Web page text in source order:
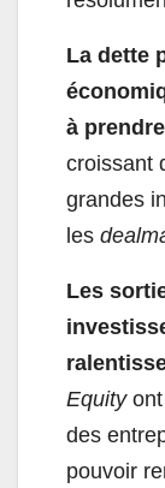
La dette
à
croissant
grandes
les
Les
Equityont
des
pouvoir